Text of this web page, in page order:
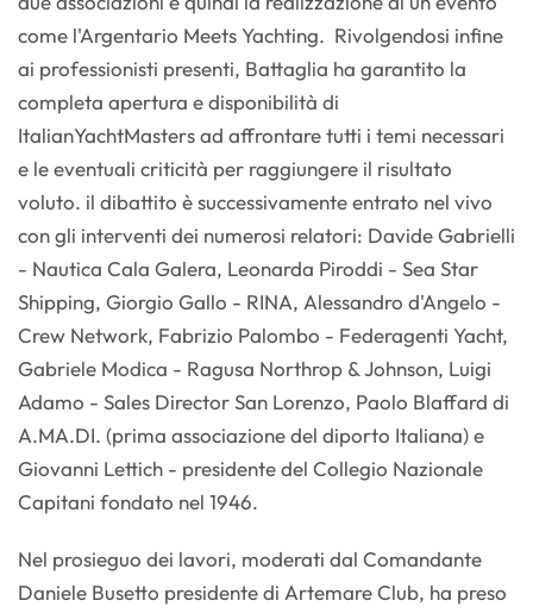
come l'Argentario Meets Yachting. Rivolgendosi infine
ai professionisti presenti, Battaglia ha garantito la
completa apertura e disponibilità di
ItalianYachtMasters ad affrontare tutti i temi necessari
e le eventuali criticità per raggiungere il risultato
voluto. il dibattito è successivamente entrato nel vivo
con gli interventi dei numerosi relatori: Davide Gabrielli
- Nautica Cala Galera, Leonarda Piroddi - Sea Star
Shipping, Giorgio Gallo - RINA, Alessandro d'Angelo -
Crew Network, Fabrizio Palombo - Federagenti Yacht,
Gabriele Modica - Ragusa Northrop & Johnson, Luigi
Adamo - Sales Director San Lorenzo, Paolo Blaffard di
A.MA.DI. (prima associazione del diporto Italiana) e
Giovanni Lettich - presidente del Collegio Nazionale
Capitani fondato nel 1946.
Nel prosieguo dei lavori, moderati dal Comandante
Daniele Busetto presidente di Artemare Club, ha preso